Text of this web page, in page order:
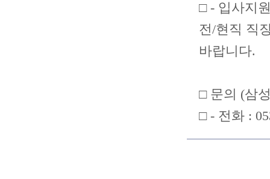
□ - 입사지
전/현직 직
바랍니다.
□ 문의 (삼
□ - 전화 :